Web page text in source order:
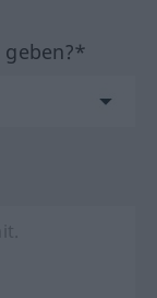
geben?*